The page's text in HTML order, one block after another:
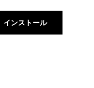
インストール